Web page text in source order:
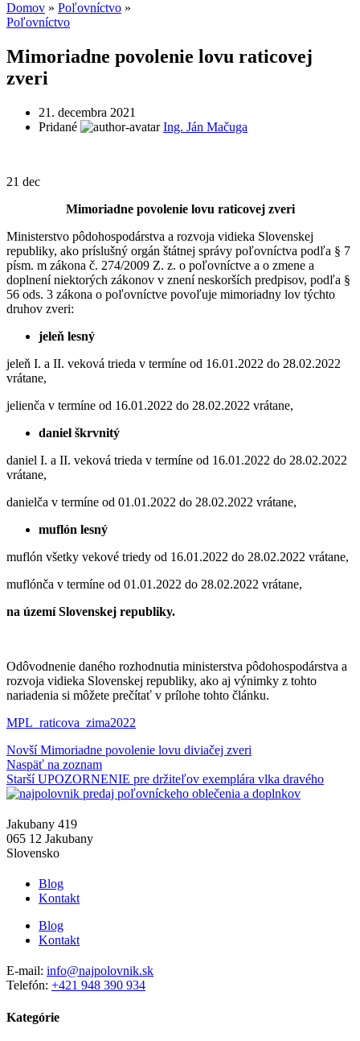
Domov » Poľovníctvo »
Poľovníctvo
Mimoriadne povolenie lovu raticovej
zveri
21. decembra 2021
Pridané
Ing. Ján Mačuga
21 dec
Mimoriadne povolenie lovu raticovej zveri
Ministerstvo pôdohospodárstva a rozvoja vidieka Slovenskej
republiky, ako príslušný orgán štátnej správy poľovníctva podľa § 7
písm. m zákona č. 274/2009 Z. z. o poľovníctve a o zmene a
doplnení niektorých zákonov v znení neskorších predpisov, podľa §
56 ods. 3 zákona o poľovníctve povoľuje mimoriadny lov týchto
druhov zveri:
jeleň lesný
jeleň I. a II. veková trieda v termíne od 16.01.2022 do 28.02.2022
vrátane,
jelienča v termíne od 16.01.2022 do 28.02.2022 vrátane,
daniel škrvnitý
daniel I. a II. veková trieda v termíne od 16.01.2022 do 28.02.2022
vrátane,
danielča v termíne od 01.01.2022 do 28.02.2022 vrátane,
muflón lesný
muflón všetky vekové triedy od 16.01.2022 do 28.02.2022 vrátane,
muflónča v termíne od 01.01.2022 do 28.02.2022 vrátane,
na území Slovenskej republiky.
Odôvodnenie daného rozhodnutia ministerstva pôdohospodárstva a
rozvoja vidieka Slovenskej republiky, ako aj výnimky z tohto
nariadenia si môžete prečítať v prílohe tohto článku.
MPL_raticova_zima2022
Novší Mimoriadne povolenie lovu diviačej zveri
Naspäť na zoznam
Starší UPOZORNENIE pre držiteľov exemplára vlka dravého
Jakubany 419
065 12 Jakubany
Slovensko
Blog
Kontakt
Blog
Kontakt
E-mail: info@najpolovnik.sk
Telefón: +421 948 390 934
Kategórie